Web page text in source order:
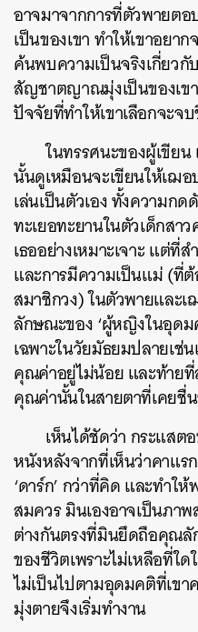
อาจมาจากการที่ตัวพาย
เป็นของเขา ทำให้เขาอย
ค้นพบความเป็นจริงเกี่ยว
สัญชาตญาณมุ่งเป็นของเข
ปัจจัยที่ทำให้เขาเลือกจะจ
ในทรรศนะของผู้เขีย
นั้นดูเหมือนจะเขียนให้เฌ
เล่นเป็นตัวเอง ทั้งความก
ทะเยอทะยานในตัวเด็กส
เธออย่างเหมาะเจาะ แต่
และการมีความเป็นแม่ (
สมาชิกวง) ในตัวพายและ
ลักษณะของ ‘ผู้หญิงในอุด
เฉพาะในวัยมัธยมปลายเ
คุณค่าอยู่ไม่น้อย และท้าย
คุณค่านั้นในสายตาที่เคยชื่
เห็นได้ชัดว่า กระแส
หนังหลังจากที่เห็นว่าคาแร
‘ดาร์ก’ กว่าที่คิด และทำใ
สมควร มินเองอาจเป็นภา
ต่างกันตรงที่มินยึดถือคุณลั
ของชีวิตเพราะไม่เหลือที่ใ
ไม่เป็นไปตามอุดมคติที่เข
มุ่งตายจึงเริ่มทำงาน
ค้นหา
SHARE